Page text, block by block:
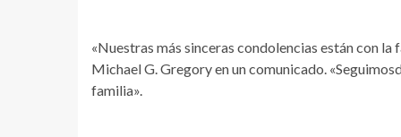
«Nuestras más sinceras condolencias están con
Michael G. Gregory en un comunicado.
familia».